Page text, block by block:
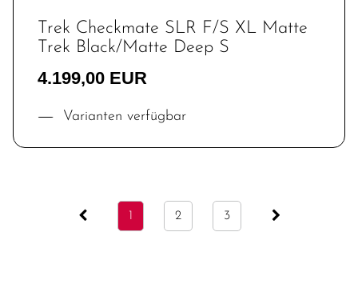
Trek Checkmate SLR F/S XL Matte
Trek Black/Matte Deep S
4.199,00 EUR
Varianten verfügbar
1 2 3